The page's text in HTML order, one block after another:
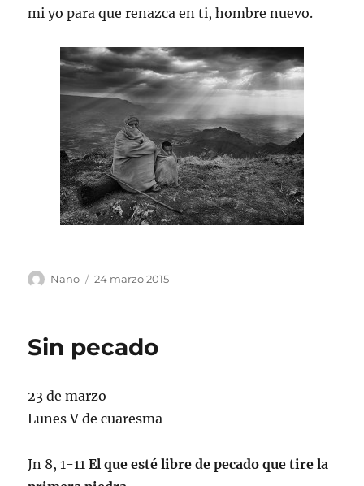
mi yo para que renazca en ti, hombre nuevo.
Autor
Nano
Publicado
24 marzo 2015
Sin pecado
23 de marzo
Lunes V de cuaresma
Jn 8, 1-11 El que esté libre de pecado que tire la